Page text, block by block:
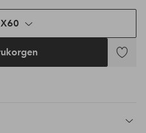
Lägg